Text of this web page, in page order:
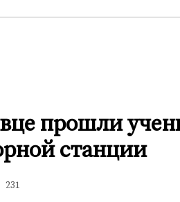
прошли
станции
231